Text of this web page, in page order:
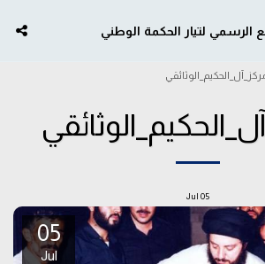
الرسمي لتيار الحكمة الوطني
05
Jul
05
Jul